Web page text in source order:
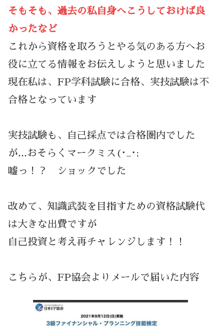
そもそも、過去の私自身へこうしておけば良
かったなど
これから資格を取ろうとやる気のある方へお
役に立てる情報をお伝えしようと思いました
現在私は、FP学科試験に合格、実技試験は不
合格となっています
実技試験も、自己採点では合格圏内でした
が…おそらくマークミス(･_･;
嘘っ！？ ショックでした
改めて、知識武装を目指すための資格試験代
は大きな出費ですが
自己投資と考え再チャレンジします！！
こちらが、FP協会よりメールで届いた内容